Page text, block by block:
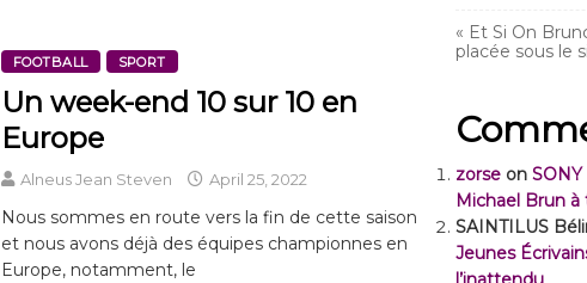
FOOTBALL SPORT
Un week-end 10 sur 10 en
Europe
Alneus Jean Steven April 25, 2022
Nous sommes en route vers la fin de cette saison
et nous avons déjà des équipes championnes en
Europe, notamment, le
« Et Si On
placée sous le
zorse on
Michael Brun à
SAINTILUS
Jeunes